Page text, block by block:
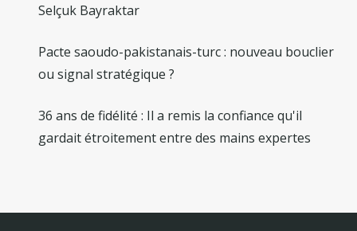
Selçuk Bayraktar
Pacte saoudo-pakistanais-turc : nouveau bouclier
ou signal stratégique ?
36 ans de fidélité : Il a remis la confiance qu'il
gardait étroitement entre des mains expertes